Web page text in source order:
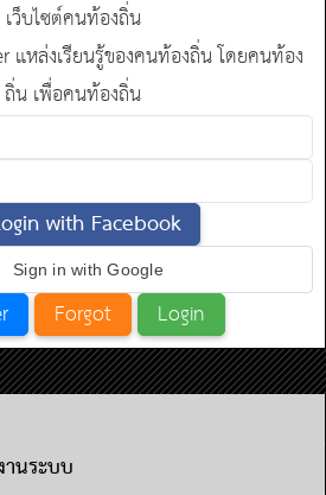
เว็บไซต์คนท้องถิ่น
แหล่งเรียนรู้ของคนท้องถิ่น โดยคนท้อง
ถิ่น เพื่อคนท้องถิ่น
with Facebook
Sign in with Google
านระบบ